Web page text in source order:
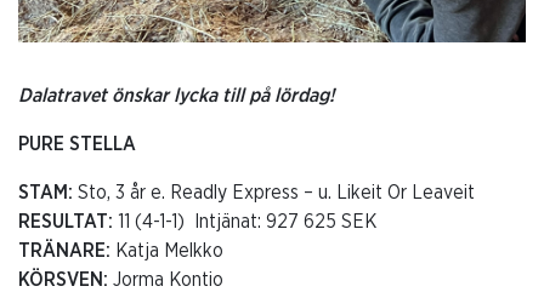
Dalatravet önskar lycka till på lördag!
PURE STELLA
STAM: Sto, 3 år e. Readly Express – u. Likeit Or Leaveit
RESULTAT: 11 (4-1-1) Intjänat: 927 625 SEK
TRÄNARE: Katja Melkko
KÖRSVEN: Jorma Kontio